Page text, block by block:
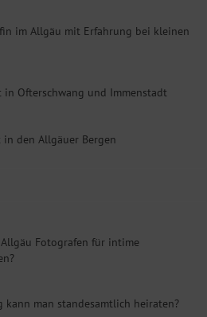
im Allgäu mit Erfahrung bei kleinen
in Ofterschwang und Immenstadt
den Allgäuer Bergen
Fotografen für intime
kann man standesamtlich heiraten?